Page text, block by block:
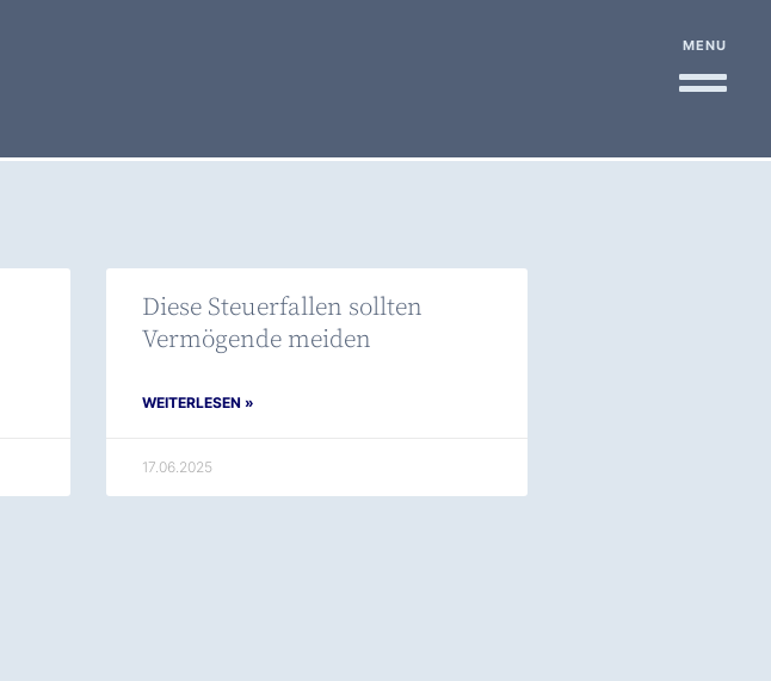
MENU
Diese Steuerfallen sollten
Vermögende meiden
WEITERLESEN »
17.06.2025